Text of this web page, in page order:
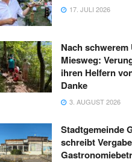
17. JULI 2026
Nach schwerem
Miesweg:
ihren Helfern
Danke
3. AUGUST 2026
Stadtgemeinde
schreibt